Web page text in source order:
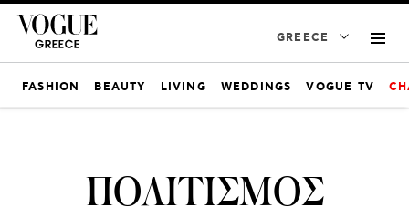
GREECE
FASHION BEAUTY LIVING WEDDINGS VOGUE TV
ΠΟΛΙΤΙΣΜΟΣ